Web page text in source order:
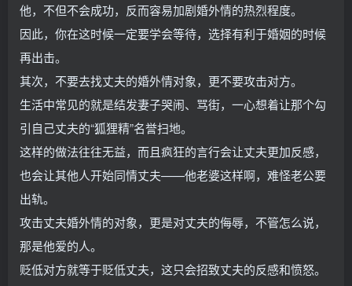
他，不但不会成功，反而容易加剧婚外情的热烈程度。
因此，你在这时候一定要学会等待，选择有利于婚姻的时候
再出击。
其次，不要去找丈夫的婚外情对象，更不要攻击对方。
生活中常见的就是结发妻子哭闹、骂街，一心想着让那个勾
引自己丈夫的“狐狸精”名誉扫地。
这样的做法往往无益，而且疯狂的言行会让丈夫更加反感，
也会让其他人开始同情丈夫——他老婆这样啊，难怪老公要
出轨。
攻击丈夫婚外情的对象，更是对丈夫的侮辱，不管怎么说，
那是他爱的人。
贬低对方就等于贬低丈夫，这只会招致丈夫的反感和愤怒。